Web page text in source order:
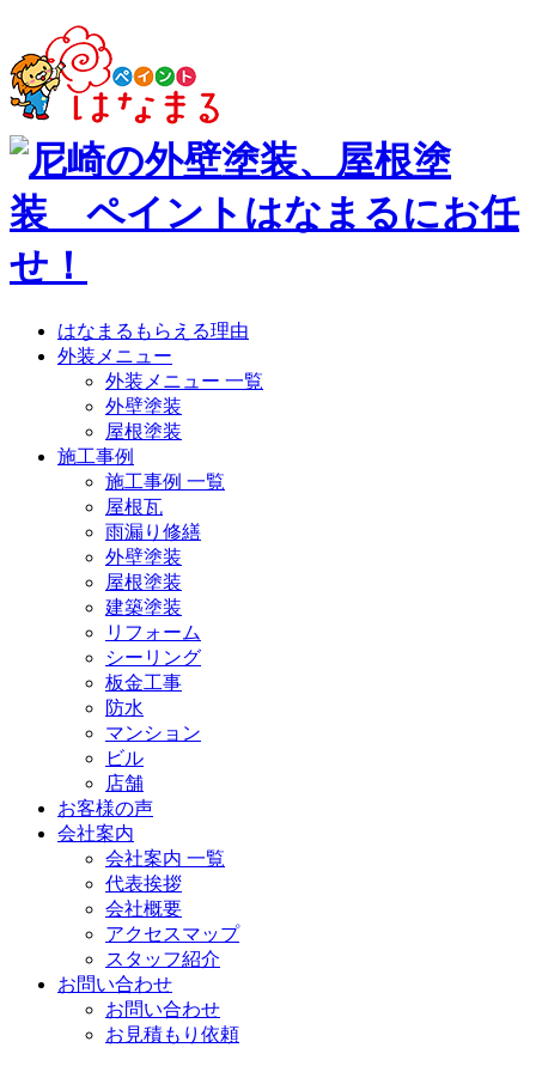
はなまるもらえる理由
外装メニュー
外装メニュー 一覧
外壁塗装
屋根塗装
施工事例
施工事例 一覧
屋根瓦
雨漏り修繕
外壁塗装
屋根塗装
建築塗装
リフォーム
シーリング
板金工事
防水
マンション
ビル
店舗
お客様の声
会社案内
会社案内 一覧
代表挨拶
会社概要
アクセスマップ
スタッフ紹介
お問い合わせ
お問い合わせ
お見積もり依頼